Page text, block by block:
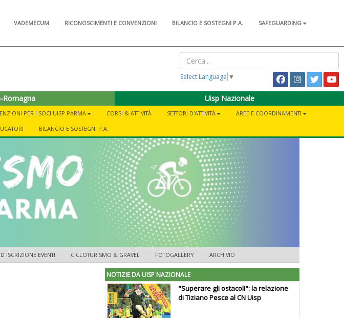
VADEMECUM RICONOSCIMENTI E CONVENZIONI BILANCIO E SOSTEGNI P.A.
SAFEGUARDING
Select Language ▼
Romagna Uisp Nazionale
PER I SOCI UISP PARMA CORSI & ATTIVITÀ SETTORI D'ATTIVITÀ
AREE E COORDINAMENTI
BILANCIO E SOSTEGNI P.A.
ISCRIZIONE EVENTI CICLOTURISMO & GRAVEL FOTOGALLERY ARCHIVIO
NOTIZIE DA UISP NAZIONALE
"Superare gli ostacoli": la relazione
di Tiziano Pesce al CN Uisp